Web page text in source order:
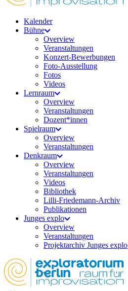
Kalender
Bühne
Overview
Veranstaltungen
Konzert-Bewerbungen
Foto-Ausstellung
Fotos
Videos
Lernraum
Overview
Veranstaltungen
Dozent*innen
Spielraum
Overview
Veranstaltungen
Denkraum
Overview
Veranstaltungen
Videos
Bibliothek
Lilli-Friedemann-Archiv
Publikationen
Junges explo
Overview
Veranstaltungen
Projektarchiv Junges explo